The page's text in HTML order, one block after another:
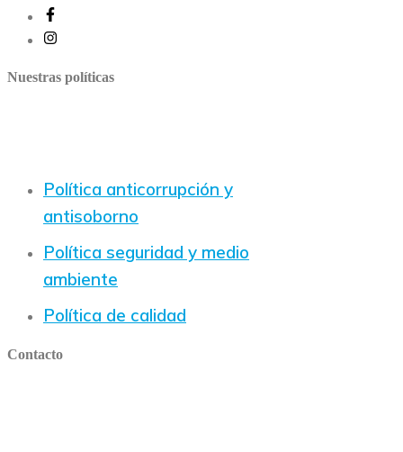
Nuestras políticas
Política anticorrupción y
antisoborno
Política seguridad y medio
ambiente
Política de calidad
Contacto